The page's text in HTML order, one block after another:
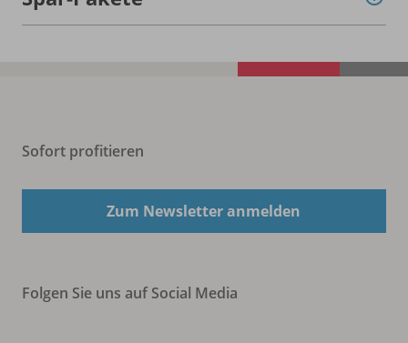
Sofort profitieren
Zum Newsletter anmelden
Folgen Sie uns auf Social Media